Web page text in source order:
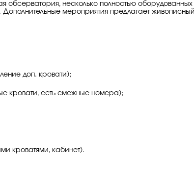
обсерватория, несколько полностью
мероприятия предлагает
доп. кровати);
кровати, есть смежные номера);
кроватями, кабинет).